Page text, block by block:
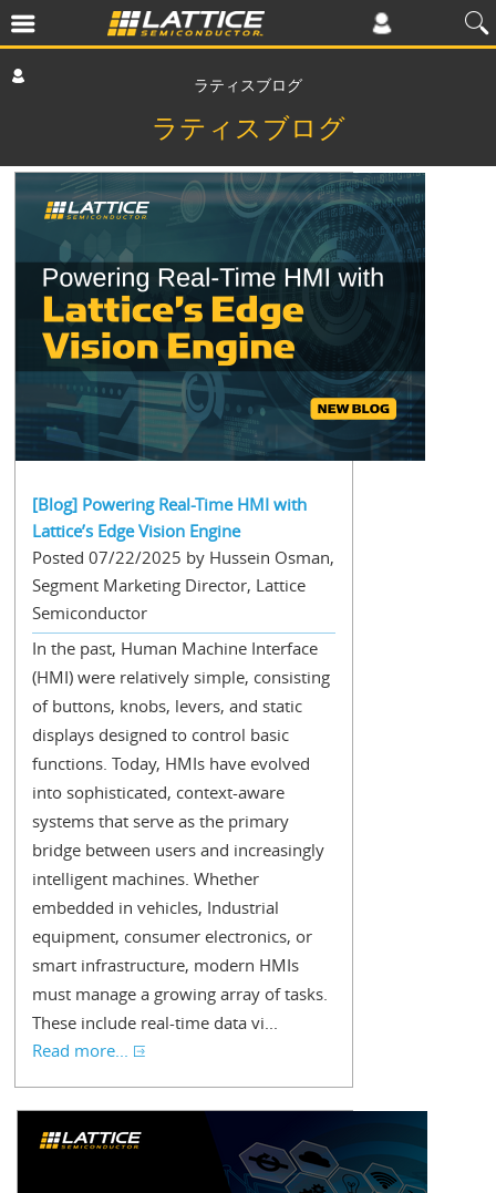
ラティスブログ
ラティスブログ
[Blog] Powering Real-Time HMI with
Lattice’s Edge Vision Engine
Posted 07/22/2025 by Hussein Osman,
Segment Marketing Director, Lattice
Semiconductor
In the past, Human Machine Interface
(HMI) were relatively simple, consisting
of buttons, knobs, levers, and static
displays designed to control basic
functions. Today, HMIs have evolved
into sophisticated, context-aware
systems that serve as the primary
bridge between users and increasingly
intelligent machines. Whether
embedded in vehicles, Industrial
equipment, consumer electronics, or
smart infrastructure, modern HMIs
must manage a growing array of tasks.
These include real-time data vi...
Read more...